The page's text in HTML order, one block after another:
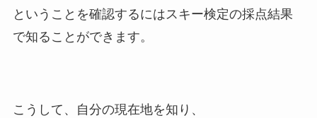
ということを確認するにはスキー検定の採点結果
で知ることができます。
こうして、自分の現在地を知り、